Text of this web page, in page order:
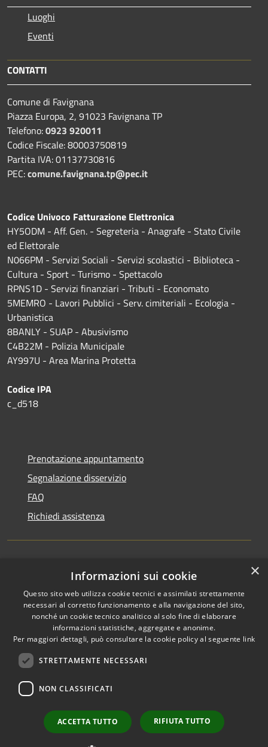
Luoghi
Eventi
CONTATTI
Comune di Favignana
Piazza Europa, 2, 91023 Favignana TP
Telefono:0923 920011
Codice Fiscale: 80003750819
Partita IVA: 01137730816
PEC:comune.favignana.tp@pec.it
Codice Univoco Fatturazione Elettronica
HY5ODM - Aff. Gen. - Segreteria - Anagrafe - Stato Civile
ed Elettorale
N066PM - Servizi Sociali - Servizi scolastici - Biblioteca -
Cultura - Sport - Turismo - Spettacolo
RPNS1D - Servizi finanziari - Tributi - Economato
5MEMRO - Lavori Pubblici - Serv. cimiteriali - Ecologia -
Urbanistica
8BANLY - SUAP - Abusivismo
C4B22M - Polizia Municipale
AY997U - Area Marina Protetta
Codice IPA
c_d518
Prenotazione appuntamento
Segnalazione disservizio
FAQ
Richiedi assistenza
Amministrazione trasparente
Informativa privacy
Note legali
Dichiarazione di accessibilità
RSS
Municipium•
Accesso
redazione
×
Informazioni sui cookie
Questo sito web utilizza cookie tecnici e assimilati strettamente
necessari al corretto funzionamento e alla navigazione del sito,
nonché un cookie tecnico analitico al solo fine di elaborare
informazioni statistiche, aggregate e anonime.
Per maggiori dettagli, può consultare la cookie policy al seguente link
STRETTAMENTE NECESSARI
NON CLASSIFICATI
ACCETTA TUTTO RIFIUTA TUTTO